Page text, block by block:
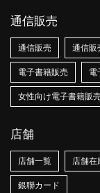
通信販売
通信販売 通信販
電子書籍販売 電
女性向け電子書籍販
店舗
店舗一覧 店舗在
銀聯カード